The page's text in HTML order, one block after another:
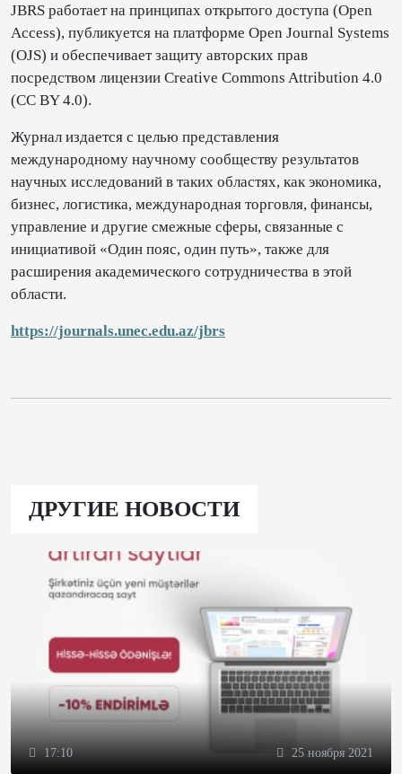
JBRS работает на принципах открытого доступа (Open
Access), публикуется на платформе Open Journal Systems
(OJS) и обеспечивает защиту авторских прав
посредством лицензии Creative Commons Attribution 4.0
(CC BY 4.0).
Журнал издается с целью представления
международному научному сообществу результатов
научных исследований в таких областях, как экономика,
бизнес, логистика, международная торговля, финансы,
управление и другие смежные сферы, связанные с
инициативой «Один пояс, один путь», также для
расширения академического сотрудничества в этой
области.
https://journals.unec.edu.az/jbrs
ДРУГИЕ НОВОСТИ
17:10 25 ноября 2021